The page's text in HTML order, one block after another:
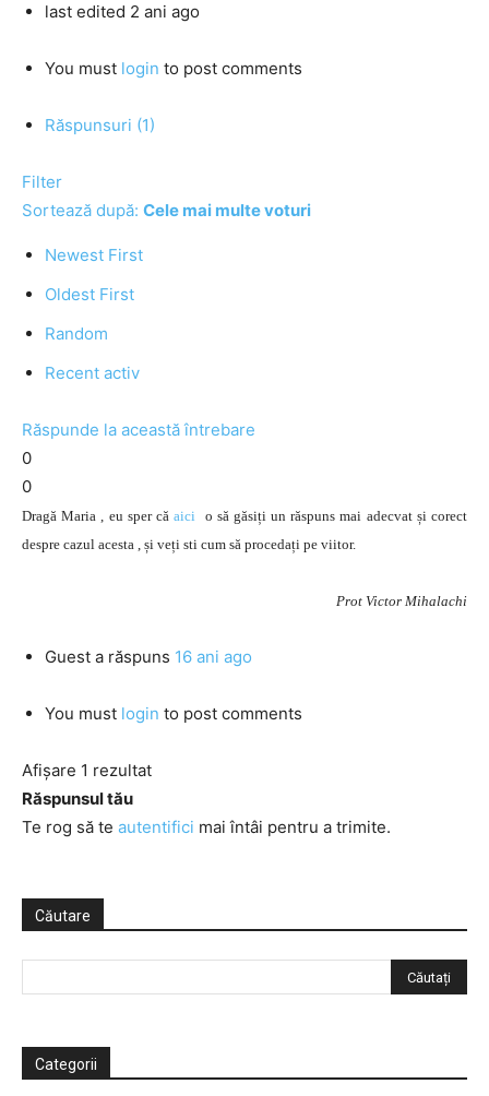
last edited 2 ani ago
You must login to post comments
Răspunsuri (1)
Filter
Sortează după: Cele mai multe voturi
Newest First
Oldest First
Random
Recent activ
Răspunde la această întrebare
0
0
Dragă Maria , eu sper că aici
o să găsiți un răspuns mai adecvat și corect
despre cazul acesta , și veți sti cum să procedați pe viitor.
Prot Victor Mihalachi
Guest a răspuns 16 ani ago
You must login to post comments
Afișare 1 rezultat
Răspunsul tău
Te rog să te autentifici mai întâi pentru a trimite.
Căutare
Categorii